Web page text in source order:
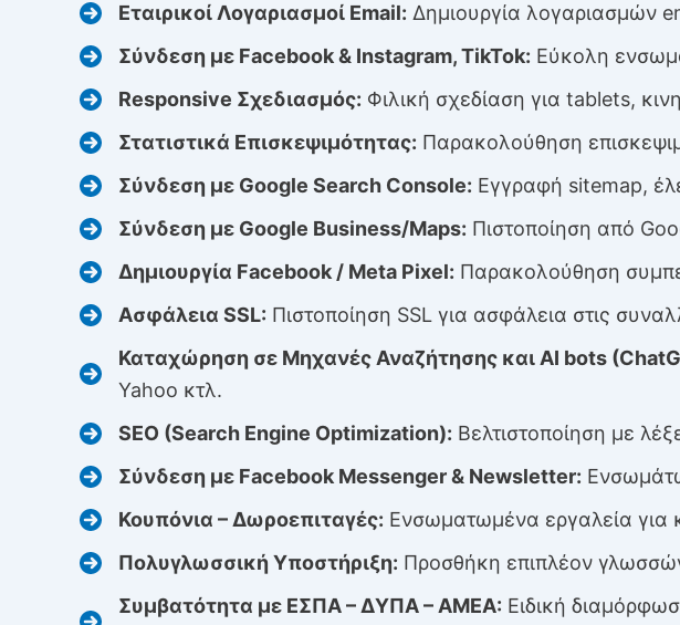
Εταιρικοί Λογαριασμοί Email: Δημιουργία λογαριασμών
Σύνδεση με Facebook & Instagram, TikTok: Εύκολη
Responsive Σχεδιασμός: Φιλική σχεδίαση για tablets,
Στατιστικά Επισκεψιμότητας: Παρακολούθηση
Σύνδεση με Google Search Console: Εγγραφή sitemap,
Σύνδεση με Google Business/Maps: Πιστοποίηση από
Δημιουργία Facebook / Meta Pixel: Παρακολούθηση
Ασφάλεια SSL: Πιστοποίηση SSL για ασφάλεια στις
Καταχώρηση σε Μηχανές Αναζήτησης και AI bots
Yahoo κτλ.
SEO (Search Engine Optimization): Βελτιστοποίηση με
Σύνδεση με Facebook Messenger & Newsletter:
Κουπόνια – Δωροεπιταγές: Ενσωματωμένα εργαλεία για
Πολυγλωσσική Υποστήριξη: Προσθήκη επιπλέον
Συμβατότητα με ΕΣΠΑ – ΔΥΠΑ – ΑΜΕΑ: Ειδική